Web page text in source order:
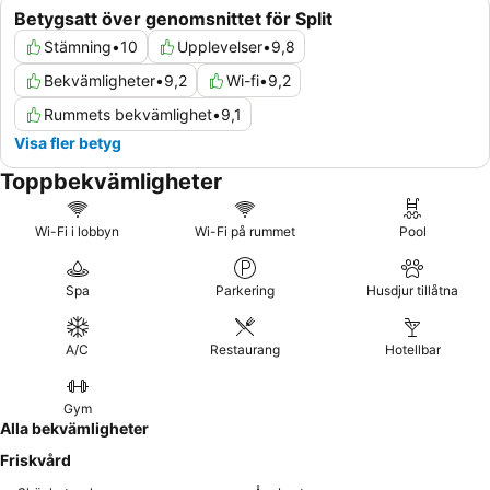
Betygsatt över genomsnittet för Split
Stämning•10 Upplevelser•9,8
Bekvämligheter•9,2 Wi-fi•9,2
Rummets bekvämlighet•9,1
Visa fler betyg
Toppbekvämligheter
Wi-Fi i lobbyn Wi-Fi på rummet Pool
Spa Parkering Husdjur tillåtna
A/C Restaurang Hotellbar
Gym
Alla bekvämligheter
Friskvård